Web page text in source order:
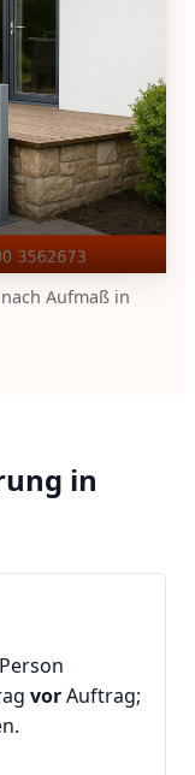
Aufmaß in
in
vorAuftrag;